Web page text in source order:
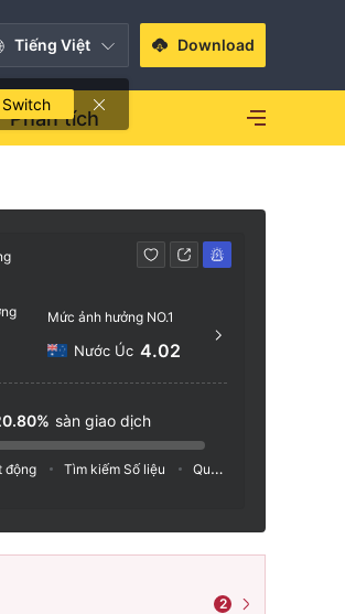
Tiếng Việt
Switch
Download
Phân tích
Mức ảnh hưởng NO.1
Nước Úc 4.02
sàn giao dịch
động Tìm kiếm Số liệu Quảng cáo
2